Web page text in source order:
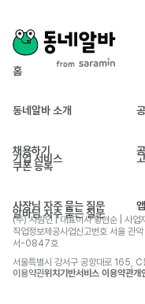
홈
동네알바 소개
채용하기
기업 서비스
쿠폰 등록
사장님 자주 묻는 질문
알바님 자주 묻는 질문
(주) 사람인 | 대표이사 황현순 | 사
직업정보제공사업신고번호 서울
서-0847호
서울특별시 강서구 공항대로 165,
이용약관위치기반서비스 이용약관개